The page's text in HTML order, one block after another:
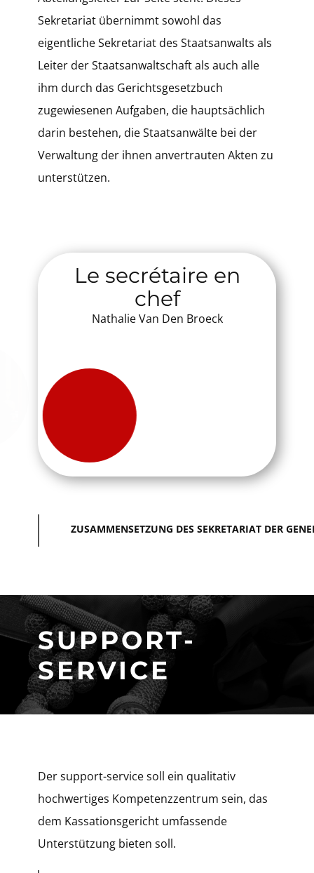
Sekretariat übernimmt sowohl das
eigentliche Sekretariat des Staatsanwalts als
Leiter der Staatsanwaltschaft als auch alle
ihm durch das Gerichtsgesetzbuch
zugewiesenen Aufgaben, die hauptsächlich
darin bestehen, die Staatsanwälte bei der
Verwaltung der ihnen anvertrauten Akten zu
unterstützen.
Le secrétaire en
chef
Nathalie Van Den Broeck
ZUSAMMENSETZUNG DES SEKRETARIAT DER
​SUPPORT-
SERVICE
​​Der support-service soll ein qualitativ
hochwertiges Kompetenzzentrum sein, das
dem Kassationsgericht umfassende
Unterstützung bieten soll.